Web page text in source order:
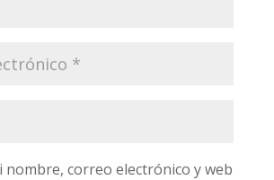
nombre, correo electrónico y web